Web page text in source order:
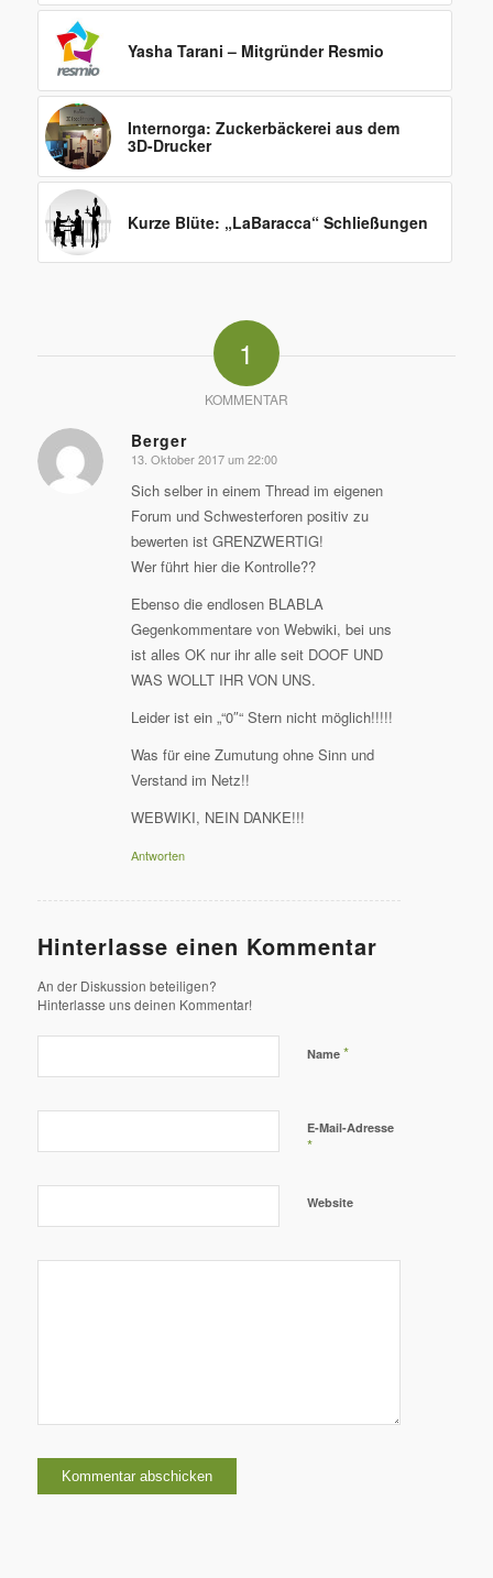
Yasha Tarani – Mitgründer Resmio
Internorga: Zuckerbäckerei aus dem
3D-Drucker
Kurze Blüte: „LaBaracca“ Schließungen
1
KOMMENTAR
Berger
sagte:
13. Oktober 2017 um 22:00
Sich selber in einem Thread im eigenen
Forum und Schwesterforen positiv zu
bewerten ist GRENZWERTIG!
Wer führt hier die Kontrolle??
Ebenso die endlosen BLABLA
Gegenkommentare von Webwiki, bei uns
ist alles OK nur ihr alle seit DOOF UND
WAS WOLLT IHR VON UNS.
Leider ist ein „“0″“ Stern nicht möglich!!!!!
Was für eine Zumutung ohne Sinn und
Verstand im Netz!!
WEBWIKI, NEIN DANKE!!!
Antworten
Hinterlasse einen Kommentar
An der Diskussion beteiligen?
Hinterlasse uns deinen Kommentar!
Name *
E-Mail-Adresse
*
Website